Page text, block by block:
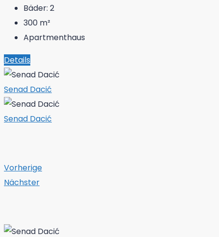
Bäder: 2
300 m²
Apartmenthaus
Details
Senad Dacić
Senad Dacić
Vorherige
Nächster